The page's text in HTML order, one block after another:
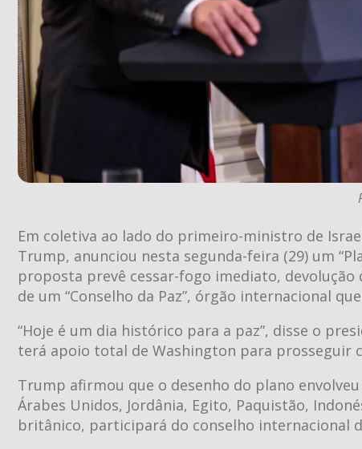
Em coletiva ao lado do primeiro-ministro de
Trump, anunciou nesta segunda-feira (29) um
proposta prevê cessar-fogo imediato, devolução
de um “Conselho da Paz”, órgão internacional
“Hoje é um dia histórico para a paz”, disse o
terá apoio total de Washington para prosseguir
Trump afirmou que o desenho do plano
Árabes Unidos, Jordânia, Egito, Paquistão,
britânico, participará do conselho internacional